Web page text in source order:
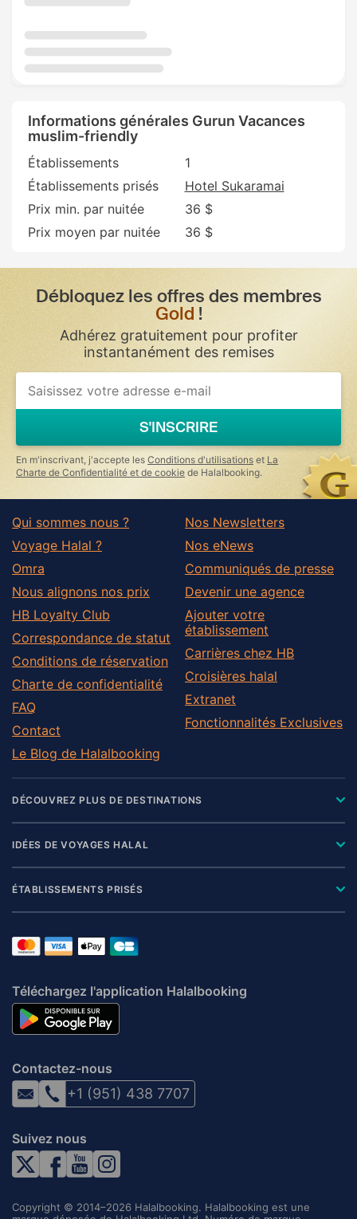
Informations générales Gurun Vacances
muslim-friendly
Établissements
1
Établissements prisés
Hotel Sukaramai
Prix min. par nuitée
36 $
Prix moyen par nuitée
36 $
Débloquez les offres des membres
Gold !
Adhérez gratuitement pour profiter
instantanément des remises
If
you
ignore
this
field
S'INSCRIRE
En m'inscrivant, j'accepte les Conditions d'utilisations et La
Charte de Confidentialité et de cookie de Halalbooking.
Qui sommes nous ?
Voyage Halal ?
Omra
Nous alignons nos prix
HB Loyalty Club
Correspondance de statut
Conditions de réservation
Charte de confidentialité
FAQ
Contact
Le Blog de Halalbooking
Nos Newsletters
Nos eNews
Communiqués de presse
Devenir une agence
Ajouter votre
établissement
Carrières chez HB
Croisières halal
Extranet
Fonctionnalités Exclusives
DÉCOUVREZ PLUS DE DESTINATIONS
IDÉES DE VOYAGES HALAL
ÉTABLISSEMENTS PRISÉS
Téléchargez l'application Halalbooking
Contactez-nous
+1 (951) 438 7707
Suivez nous
Copyright © 2014–2026 Halalbooking. Halalbooking est une